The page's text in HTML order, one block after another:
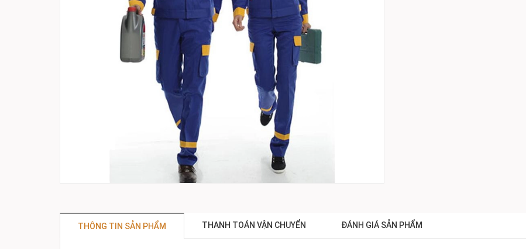
THÔNG TIN SẢN PHẨM THANH TOÁN VẬN CHUYỂN ĐÁNH GIÁ SẢN PHẨM